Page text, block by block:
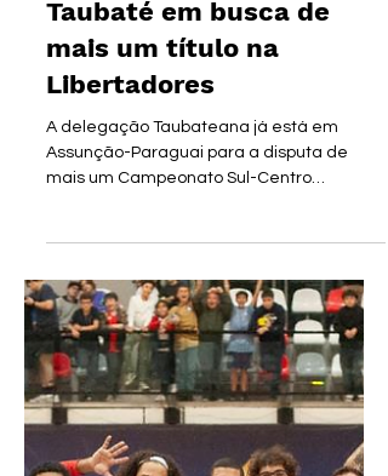
moaectaubate
19 de jun.
1 min de leitura
Em Assunção Handebol
Taubaté em busca de
mais um título na
Libertadores
A delegação Taubateana já está em
Assunção-Paraguai para a disputa de
mais um Campeonato Sul-Centro
Americano de Clubes 2026 (conhecido